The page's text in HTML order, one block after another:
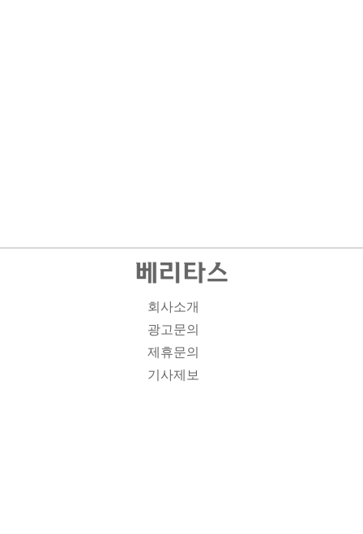
회사소개
광고문의
제휴문의
기사제보